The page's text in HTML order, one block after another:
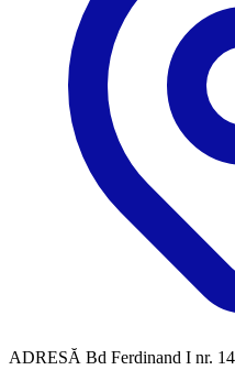
ADRESĂ Bd Ferdinand I nr.